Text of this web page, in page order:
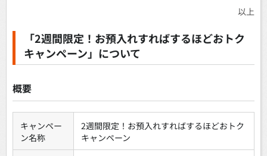
以上
「2週間限定！お預入れすればするほどおトク
キャンペーン」について
概要
キャンペー
ン名称
2週間限定！お預入れすればするほどおトク
キャンペーン